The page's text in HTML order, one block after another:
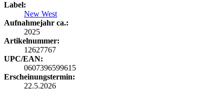
Label:
New West
Aufnahmejahr ca.:
2025
Artikelnummer:
12627767
UPC/EAN:
0607396599615
Erscheinungstermin:
22.5.2026